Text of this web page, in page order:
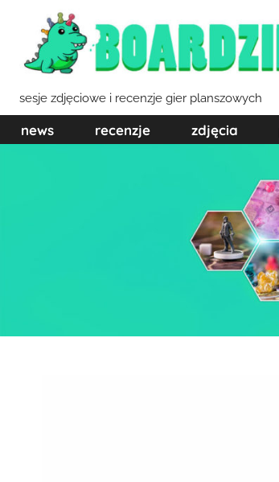
treści
sesje zdjęciowe i recenzje gier planszowych
news recenzje zdjęcia